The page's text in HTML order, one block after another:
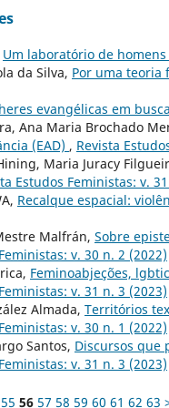
Um laboratório de
da Silva, Por uma teoria
evangélicas em
Ana Maria Brochado
(EAD) , Revista
Maria Juracy
Estudos Feministas: v.
Recalque espacial:
Malfrán, Sobre
v. 30 n. 2 (2022)
Feminoabjeções,
v. 31 n. 3 (2023)
Almada, Territórios
v. 30 n. 1 (2022)
Santos, Discursos que
v. 31 n. 3 (2023)
55 56 57 58 59 60 61 62 63